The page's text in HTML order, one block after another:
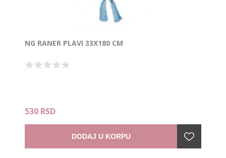
NG RANER PLAVI 33X180 CM
530 RSD
DODAJ U KORPU